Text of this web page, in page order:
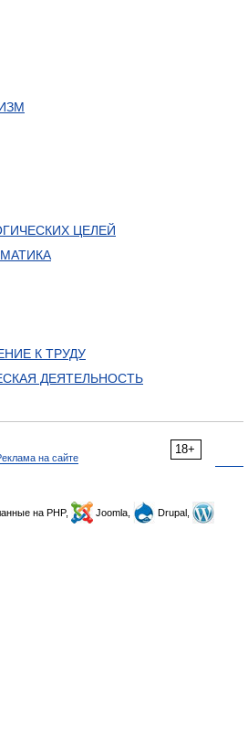
ЦЕЛЕЙ
К ТРУДУ
ДЕЯТЕЛЬНОСТЬ
18+
на сайте
на PHP, Joomla,
Drupal,